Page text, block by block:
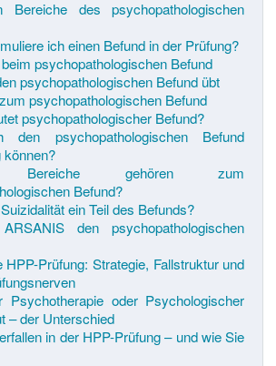
Bereiche des psychopathologischen
ich einen Befund in der Prüfung?
psychopathologischen Befund
psychopathologischen Befund übt
psychopathologischen Befund
psychopathologischer Befund?
psychopathologischen Befund
können?
Bereiche gehören zum
Befund?
ein Teil des Befunds?
den psychopathologischen
Prüfung: Strategie, Fallstruktur und
Psychotherapie oder Psychologischer
– der Unterschied
in der HPP-Prüfung – und wie Sie